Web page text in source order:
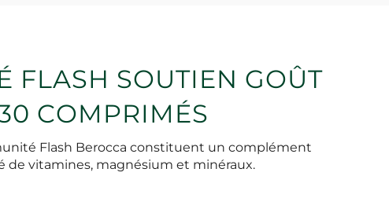
FLASH SOUTIEN GOÛT
COMPRIMÉS
Flash Berocca constituent un complément
de vitamines, magnésium et minéraux.